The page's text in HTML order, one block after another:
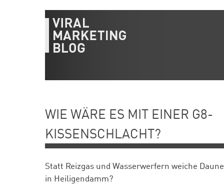
WIE WÄRE ES MIT EINER G8-
KISSENSCHLACHT?
Statt Reizgas und Wasserwerfern weiche
in Heiligendamm?